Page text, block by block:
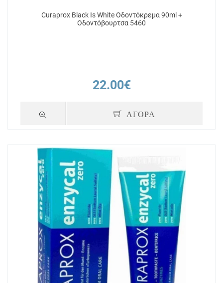
Curaprox Black Is White Οδοντόκρεμα 90ml +
Οδοντόβουρτσα 5460
22.00€
ΑΓΟΡΑ